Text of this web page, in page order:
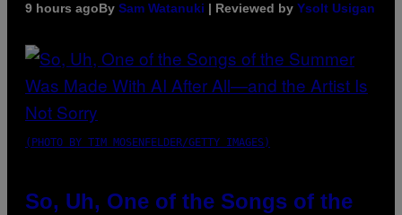
9 hours agoBy Sam Watanuki | Reviewed by Ysolt Usigan
(PHOTO BY TIM MOSENFELDER/GETTY IMAGES)
So, Uh, One of the Songs of the